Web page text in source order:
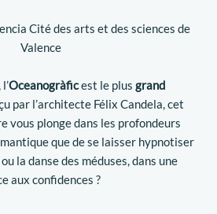
Oceanogràficest le plus grand
par l’architecte Félix Candela, cet
vous plonge dans les profondeurs
que de se laisser hypnotiser
la danse des méduses, dans une
aux confidences ?